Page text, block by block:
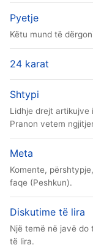
Pyetje
Këtu mund të
24 karat
Shtypi
Lidhje drejt artikujve
Pranon vetem
Meta
Komente,
faqe (Peshkun).
Diskutime të lira
Një temë në javë do
të lira.